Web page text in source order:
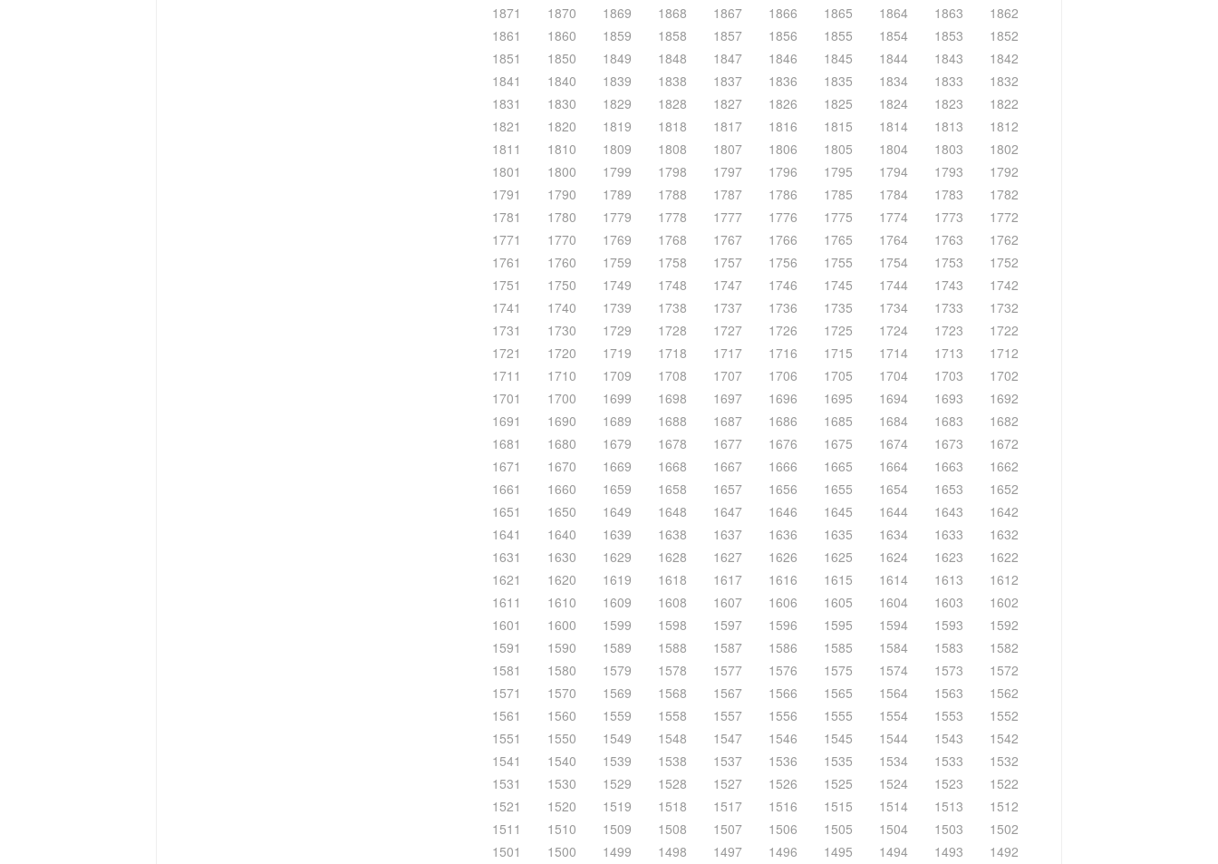
1871
1870 1869 1868 1867 1866 1865 1864 1863
1862
1861
1860 1859 1858 1857 1856 1855 1854 1853
1852
1851
1850 1849 1848 1847 1846 1845 1844 1843
1842
1841
1840 1839 1838 1837 1836 1835 1834 1833
1832
1831
1830 1829 1828 1827 1826 1825 1824 1823
1822
1821
1820 1819 1818 1817 1816 1815 1814 1813
1812
1811
1810 1809 1808 1807 1806 1805 1804 1803
1802
1801
1800 1799 1798 1797 1796 1795 1794 1793
1792
1791
1790 1789 1788 1787 1786 1785 1784 1783
1782
1781
1780 1779 1778 1777 1776 1775 1774 1773
1772
1771
1770 1769 1768 1767 1766 1765 1764 1763
1762
1761
1760 1759 1758 1757 1756 1755 1754 1753
1752
1751
1750 1749 1748 1747 1746 1745 1744 1743
1742
1741
1740 1739 1738 1737 1736 1735 1734 1733
1732
1731
1730 1729 1728 1727 1726 1725 1724 1723
1722
1721
1720 1719 1718 1717 1716 1715 1714 1713
1712
1711
1710 1709 1708 1707 1706 1705 1704 1703
1702
1701
1700 1699 1698 1697 1696 1695 1694 1693
1692
1691
1690 1689 1688 1687 1686 1685 1684 1683
1682
1681
1680 1679 1678 1677 1676 1675 1674 1673
1672
1671
1670 1669 1668 1667 1666 1665 1664 1663
1662
1661
1660 1659 1658 1657 1656 1655 1654 1653
1652
1651
1650 1649 1648 1647 1646 1645 1644 1643
1642
1641
1640 1639 1638 1637 1636 1635 1634 1633
1632
1631
1630 1629 1628 1627 1626 1625 1624 1623
1622
1621
1620 1619 1618 1617 1616 1615 1614 1613
1612
1611
1610 1609 1608 1607 1606 1605 1604 1603
1602
1601
1600 1599 1598 1597 1596 1595 1594 1593
1592
1591
1590 1589 1588 1587 1586 1585 1584 1583
1582
1581
1580 1579 1578 1577 1576 1575 1574 1573
1572
1571
1570 1569 1568 1567 1566 1565 1564 1563
1562
1561
1560 1559 1558 1557 1556 1555 1554 1553
1552
1551
1550 1549 1548 1547 1546 1545 1544 1543
1542
1541
1540 1539 1538 1537 1536 1535 1534 1533
1532
1531
1530 1529 1528 1527 1526 1525 1524 1523
1522
1521
1520 1519 1518 1517 1516 1515 1514 1513
1512
1511
1510 1509 1508 1507 1506 1505 1504 1503
1502
1501
1500 1499 1498 1497 1496 1495 1494 1493
1492